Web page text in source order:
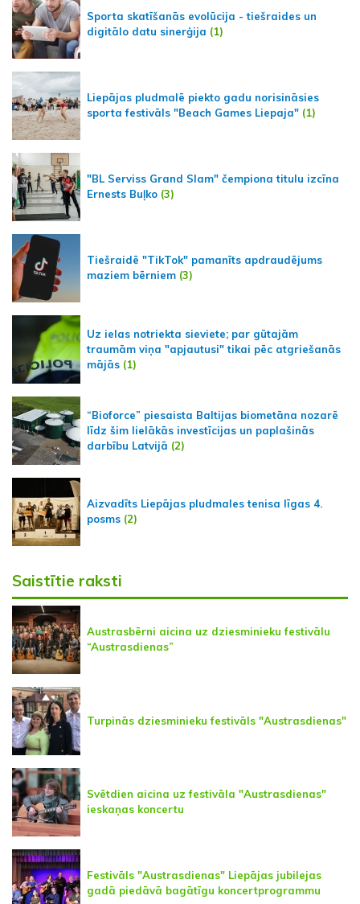
Sporta skatīšanās evolūcija - tiešraides un
digitālo datu sinerģija (1)
Liepājas pludmalē piekto gadu norisināsies
sporta festivāls "Beach Games Liepaja" (1)
"BL Serviss Grand Slam" čempiona titulu izcīna
Ernests Buļko (3)
Tiešraidē "TikTok" pamanīts apdraudējums
maziem bērniem (3)
Uz ielas notriekta sieviete; par gūtajām
traumām viņa "apjautusi" tikai pēc atgriešanās
mājās (1)
“Bioforce” piesaista Baltijas biometāna nozarē
līdz šim lielākās investīcijas un paplašinās
darbību Latvijā (2)
Aizvadīts Liepājas pludmales tenisa līgas 4.
posms (2)
Saistītie raksti
Austrasbērni aicina uz dziesminieku festivālu
“Austrasdienas”
Turpinās dziesminieku festivāls "Austrasdienas"
Svētdien aicina uz festivāla "Austrasdienas"
ieskaņas koncertu
Festivāls "Austrasdienas" Liepājas jubilejas
gadā piedāvā bagātīgu koncertprogrammu